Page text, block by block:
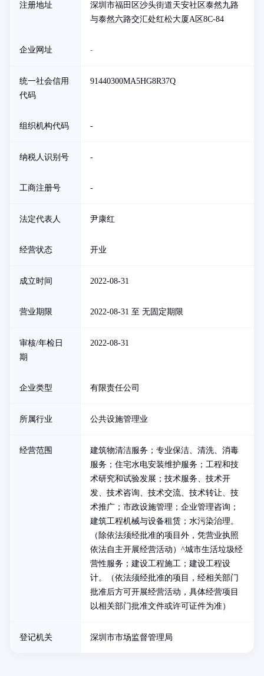
注册地址
深圳市福田区沙头街道天安社区泰然九路
与泰然六路交汇处红松大厦A区8C-84
企业网址 -
统一社会信用
代码
91440300MA5HG8R37Q
组织机构代码 -
纳税人识别号 -
工商注册号 -
法定代表人 尹康红
经营状态 开业
成立时间 2022-08-31
营业期限 2022-08-31 至 无固定期限
审核/年检日
期
2022-08-31
企业类型 有限责任公司
所属行业 公共设施管理业
经营范围
建筑物清洁服务；专业保洁、清洗、消毒
服务；住宅水电安装维护服务；工程和技
术研究和试验发展；技术服务、技术开
发、技术咨询、技术交流、技术转让、技
术推广；市政设施管理；企业管理咨询；
建筑工程机械与设备租赁；水污染治理。
（除依法须经批准的项目外，凭营业执照
依法自主开展经营活动）^城市生活垃圾经
营性服务；建设工程施工；建设工程设
计。（依法须经批准的项目，经相关部门
批准后方可开展经营活动，具体经营项目
以相关部门批准文件或许可证件为准）
登记机关 深圳市市场监督管理局